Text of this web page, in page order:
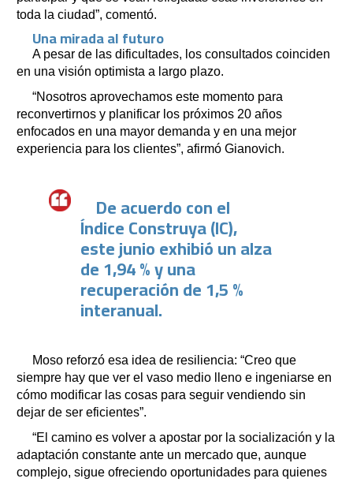
toda la ciudad”, comentó.
Una mirada al futuro
A pesar de las dificultades, los consultados coinciden
en una visión optimista a largo plazo.
“Nosotros aprovechamos este momento para
reconvertirnos y planificar los próximos 20 años
enfocados en una mayor demanda y en una mejor
experiencia para los clientes”, afirmó Gianovich.
De acuerdo con el
Índice Construya (IC),
este junio exhibió un alza
de 1,94 % y una
recuperación de 1,5 %
interanual.
Moso reforzó esa idea de resiliencia: “Creo que
siempre hay que ver el vaso medio lleno e ingeniarse en
cómo modificar las cosas para seguir vendiendo sin
dejar de ser eficientes”.
“El camino es volver a apostar por la socialización y la
adaptación constante ante un mercado que, aunque
complejo, sigue ofreciendo oportunidades para quienes